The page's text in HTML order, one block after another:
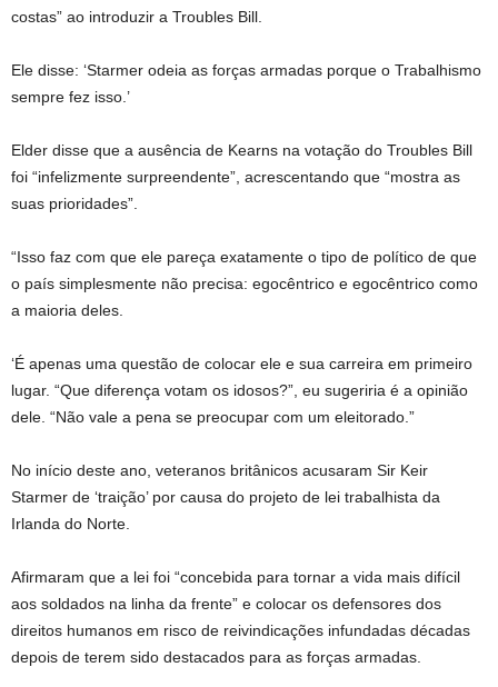
costas” ao introduzir a Troubles Bill.
Ele disse: ‘Starmer odeia as forças armadas porque o Trabalhismo
sempre fez isso.’
Elder disse que a ausência de Kearns na votação do Troubles Bill
foi “infelizmente surpreendente”, acrescentando que “mostra as
suas prioridades”.
“Isso faz com que ele pareça exatamente o tipo de político de que
o país simplesmente não precisa: egocêntrico e egocêntrico como
a maioria deles.
‘É apenas uma questão de colocar ele e sua carreira em primeiro
lugar. “Que diferença votam os idosos?”, eu sugeriria é a opinião
dele. “Não vale a pena se preocupar com um eleitorado.”
No início deste ano, veteranos britânicos acusaram Sir Keir
Starmer de ‘traição’ por causa do projeto de lei trabalhista da
Irlanda do Norte.
Afirmaram que a lei foi “concebida para tornar a vida mais difícil
aos soldados na linha da frente” e colocar os defensores dos
direitos humanos em risco de reivindicações infundadas décadas
depois de terem sido destacados para as forças armadas.